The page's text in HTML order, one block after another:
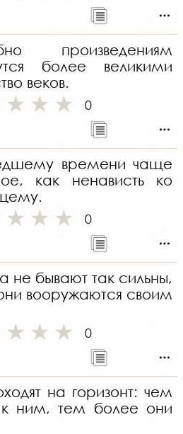
произведениям
более великими
веков.
0
времени чаще
как ненависть ко
0
не бывают так сильны,
вооружаются своим
0
на горизонт: чем
к ним, тем более они